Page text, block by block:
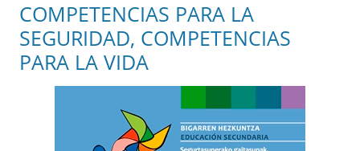
COMPETENCIAS PARA LA
SEGURIDAD, COMPETENCIAS
PARA LA VIDA